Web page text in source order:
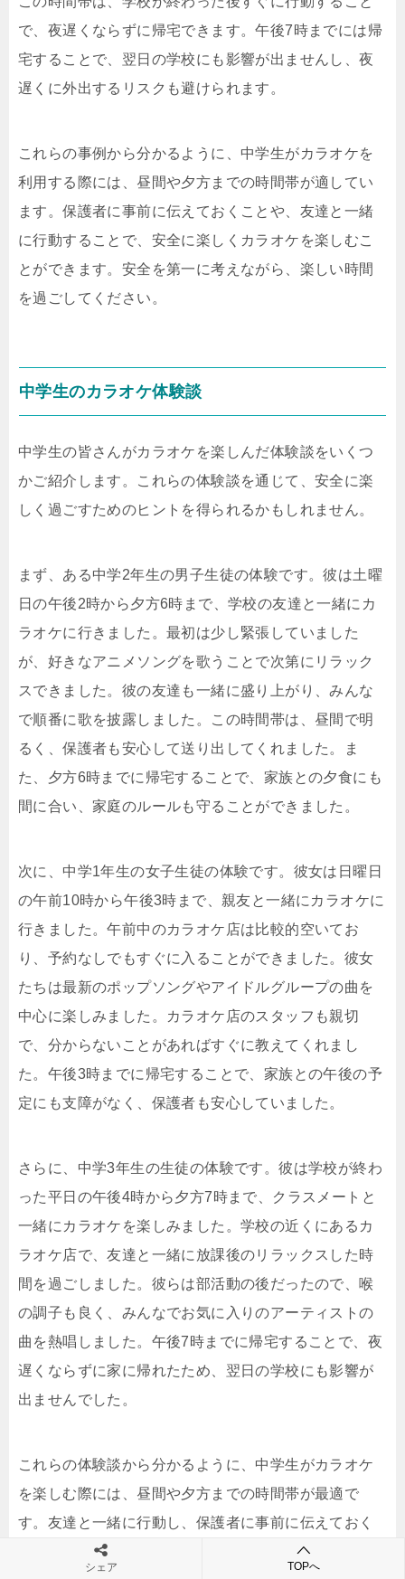
で、夜遅くならずに帰宅できます。午後7時までには帰
宅することで、翌日の学校にも影響が出ませんし、夜
遅くに外出するリスクも避けられます。
これらの事例から分かるように、中学生がカラオケを
利用する際には、昼間や夕方までの時間帯が適してい
ます。保護者に事前に伝えておくことや、友達と一緒
に行動することで、安全に楽しくカラオケを楽しむこ
とができます。安全を第一に考えながら、楽しい時間
を過ごしてください。
中学生のカラオケ体験談
中学生の皆さんがカラオケを楽しんだ体験談をいくつ
かご紹介します。これらの体験談を通じて、安全に楽
しく過ごすためのヒントを得られるかもしれません。
まず、ある中学2年生の男子生徒の体験です。彼は土曜
日の午後2時から夕方6時まで、学校の友達と一緒にカ
ラオケに行きました。最初は少し緊張していました
が、好きなアニメソングを歌うことで次第にリラック
スできました。彼の友達も一緒に盛り上がり、みんな
で順番に歌を披露しました。この時間帯は、昼間で明
るく、保護者も安心して送り出してくれました。ま
た、夕方6時までに帰宅することで、家族との夕食にも
間に合い、家庭のルールも守ることができました。
次に、中学1年生の女子生徒の体験です。彼女は日曜日
の午前10時から午後3時まで、親友と一緒にカラオケに
行きました。午前中のカラオケ店は比較的空いてお
り、予約なしでもすぐに入ることができました。彼女
たちは最新のポップソングやアイドルグループの曲を
中心に楽しみました。カラオケ店のスタッフも親切
で、分からないことがあればすぐに教えてくれまし
た。午後3時までに帰宅することで、家族との午後の予
定にも支障がなく、保護者も安心していました。
さらに、中学3年生の生徒の体験です。彼は学校が終わ
った平日の午後4時から夕方7時まで、クラスメートと
一緒にカラオケを楽しみました。学校の近くにあるカ
ラオケ店で、友達と一緒に放課後のリラックスした時
間を過ごしました。彼らは部活動の後だったので、喉
の調子も良く、みんなでお気に入りのアーティストの
曲を熱唱しました。午後7時までに帰宅することで、夜
遅くならずに家に帰れたため、翌日の学校にも影響が
出ませんでした。
これらの体験談から分かるように、中学生がカラオケ
を楽しむ際には、昼間や夕方までの時間帯が最適で
す。友達と一緒に行動し、保護者に事前に伝えておく
ことで、安全に楽しい時間を過ごすことができます。
シェア TOPへ